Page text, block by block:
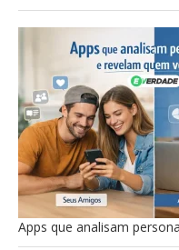
Apps que analisam